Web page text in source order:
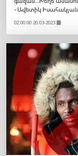
- Ավետիկ Իսահակյան
02:00:00 20.03-2023